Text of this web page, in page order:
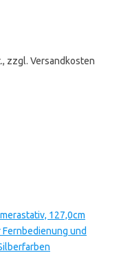
zzgl. Versandkosten
127,0cm
und